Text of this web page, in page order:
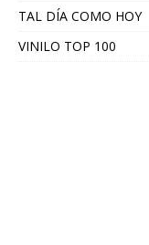
TAL DÍA COMO HOY
VINILO TOP 100